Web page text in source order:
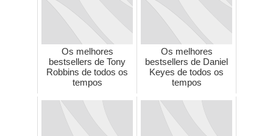
Os melhores
bestsellers de Tony
Robbins de todos os
tempos
Os melhores
bestsellers de Daniel
Keyes de todos os
tempos